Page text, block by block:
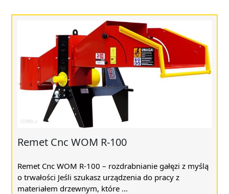
Remet Cnc WOM R-100
Remet Cnc WOM R-100 – rozdrabnianie gałęzi z myślą
o trwałości Jeśli szukasz urządzenia do pracy z
materiałem drzewnym, które ...